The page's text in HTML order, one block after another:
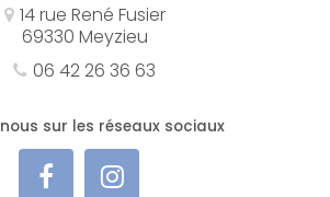
14 rue René Fusier
69330 Meyzieu
06 42 26 36 63
sur les réseaux sociaux